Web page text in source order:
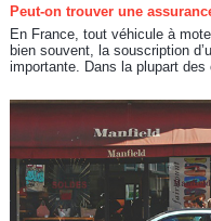
Peut-on trouver une
En France, tout véhicule à
bien souvent, la souscription
importante. Dans la plupart des